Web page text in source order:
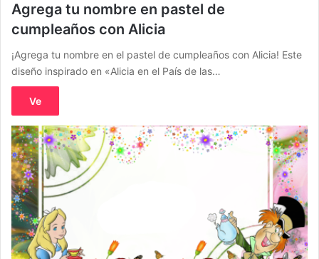
Agrega tu nombre en pastel de
cumpleaños con Alicia
¡Agrega tu nombre en el pastel de cumpleaños con Alicia! Este
diseño inspirado en «Alicia en el País de las…
Ve